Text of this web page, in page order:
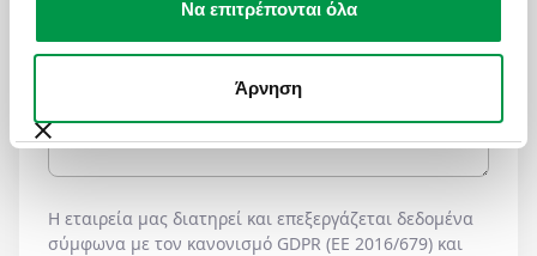
Να επιτρέπονται όλα
Άρνηση
Η εταιρεία μας διατηρεί και επεξεργάζεται δεδομένα
σύμφωνα με τον κανονισμό GDPR (EE 2016/679) και